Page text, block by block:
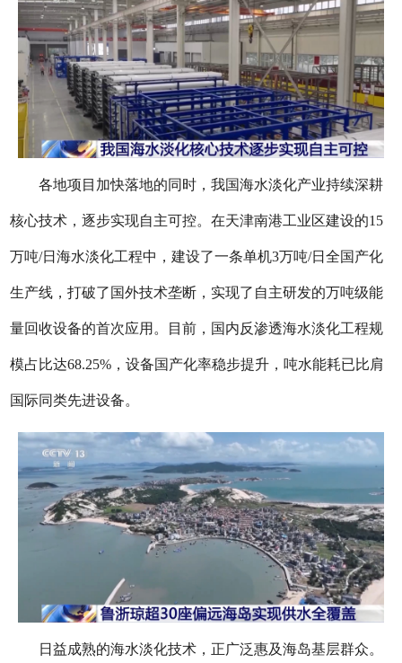
各地项目加快落地的同时，我国海水淡化产业持续深耕
核心技术，逐步实现自主可控。在天津南港工业区建设的15
万吨/日海水淡化工程中，建设了一条单机3万吨/日全国产化
生产线，打破了国外技术垄断，实现了自主研发的万吨级能
量回收设备的首次应用。目前，国内反渗透海水淡化工程规
模占比达68.25%，设备国产化率稳步提升，吨水能耗已比肩
国际同类先进设备。
日益成熟的海水淡化技术，正广泛惠及海岛基层群众。